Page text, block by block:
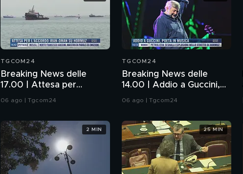
TGCOM24
Breaking News delle
17.00 | Attesa per
l'accordo Iran-Oman su
06 ago | Tgcom24
TGCOM24
Breaking News delle
14.00 | Addio a Guccini,
poeta in musica
06 ago | Tgcom24
2 MIN 25 MIN